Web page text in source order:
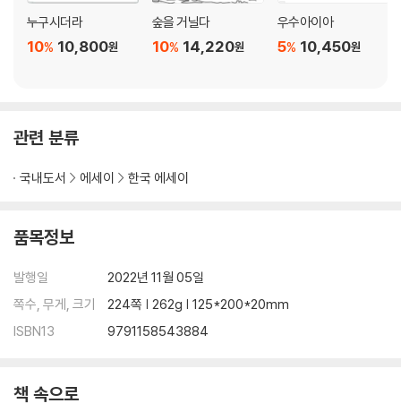
우수아이아
향기로 남은 제주
에미가 참 짐승스러워요
아프리카 아카시아가 주는 메시지
찰나의 단편들
풍경 소리
고달사지의 봄
걷기 예찬, 영축산 통도사
누구시더라
10,800원
10%
숲을 거닐다
14,220원
10%
우수아이아
10,450원
5%
관련 분류
국내도서 에세이 한국 에세이
품목정보
발행일
2022년 11월 05일
쪽수, 무게, 크기
224쪽 | 262g | 125*200*20mm
ISBN13
9791158543884
책 속으로